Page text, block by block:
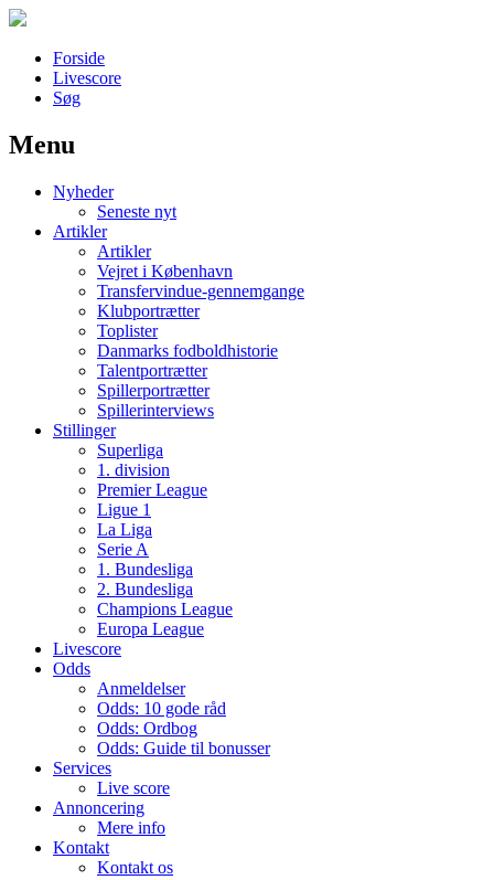
Forside
Livescore
Søg
Наши партнеры
лучшие займы
Menu
Nyheder
Seneste nyt
Artikler
Artikler
Vejret i København
Transfervindue-gennemgange
Klubportrætter
Toplister
Danmarks fodboldhistorie
Talentportrætter
Spillerportrætter
Spillerinterviews
Stillinger
Superliga
1. division
Premier League
Ligue 1
La Liga
Serie A
1. Bundesliga
2. Bundesliga
Champions League
Europa League
Livescore
Odds
Anmeldelser
Odds: 10 gode råd
Odds: Ordbog
Odds: Guide til bonusser
Services
Live score
Annoncering
Mere info
Kontakt
Kontakt os